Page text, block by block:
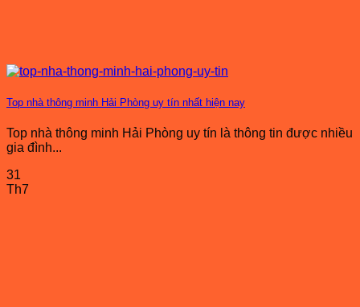
Top nhà thông minh Hải Phòng uy tín nhất hiện nay
Top nhà thông minh Hải Phòng uy tín là thông tin được nhiều
gia đình...
31
Th7